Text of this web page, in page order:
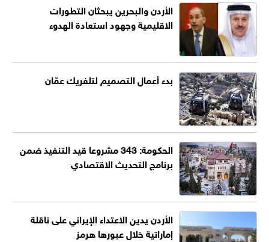
الأردن والبحرين يبحثان التطورات
الاقليمية وجهود استعادة الهدوء
بدء أعمال التصميم لتلفريك عمّان
الحكومة: 343 مشروعا قيد التنفيذ ضمن
برنامج التحديث الاقتصادي
الأردن يدين الاعتداء الإيراني على ناقلة
إماراتية خلال عبورها هرمز